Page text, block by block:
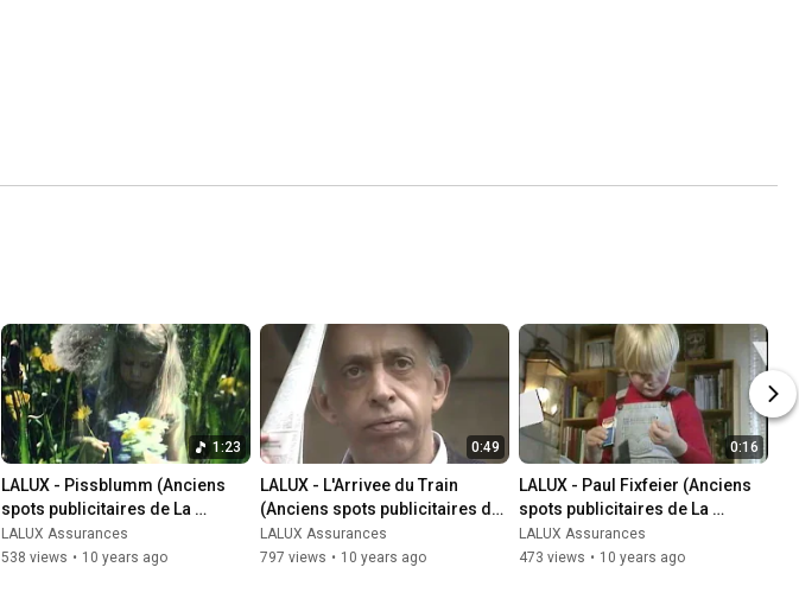
1:23
LALUX - Pissblumm (Anciens
spots publicitaires de La
Luxembourgeoise)
LALUX Assurances
538 views • 10 years ago
0:49
LALUX - L'Arrivee du Train
(Anciens spots publicitaires de
La Luxembourgeoise)
LALUX Assurances
797 views • 10 years ago
0:16
LALUX - Paul Fixfeier (Anciens
spots publicitaires de La
Luxembourgeoise)
LALUX Assurances
473 views • 10 years ago